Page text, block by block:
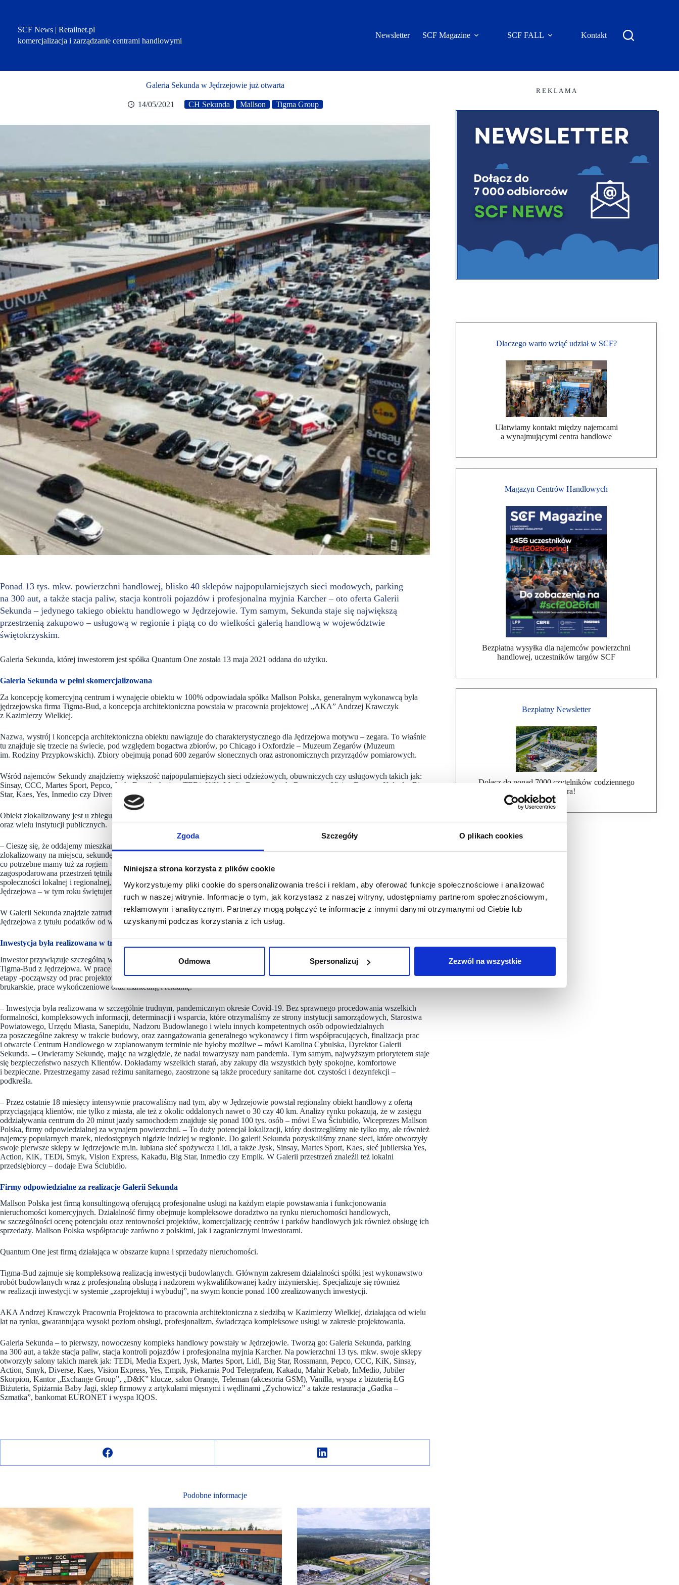
Zgoda Szczegóły O plikach cookies
Niniejsza strona korzysta z plików cookie
Wykorzystujemy pliki cookie do spersonalizowania treści i reklam, aby oferować funkcje społecznościowe i analizować
ruch w naszej witrynie. Informacje o tym, jak korzystasz z naszej witryny, udostępniamy partnerom społecznościowym,
reklamowym i analitycznym. Partnerzy mogą połączyć te informacje z innymi danymi otrzymanymi od Ciebie lub
uzyskanymi podczas korzystania z ich usług.
Odmowa Spersonalizuj Zezwól na wszystkie
SCF News | Retailnet.pl
komercjalizacja i zarządzanie centrami handlowymi
Newsletter SCF Magazine SCF FALL Kontakt
Galeria Sekunda w Jędrzejowie już otwarta
14/05/2021 CH Sekunda Mallson Tigma Group
Ponad 13 tys. mkw. powierzchni handlowej, blisko 40 sklepów najpopularniejszych sieci modowych, parking
na 300 aut, a także stacja paliw, stacja kontroli pojazdów i profesjonalna myjnia Karcher – oto oferta Galerii
Sekunda – jedynego takiego obiektu handlowego w Jędrzejowie. Tym samym, Sekunda staje się największą
przestrzenią zakupowo – usługową w regionie i piątą co do wielkości galerią handlową w województwie
świętokrzyskim.
Galeria Sekunda, której inwestorem jest spółka Quantum One została 13 maja 2021 oddana do użytku.
Galeria Sekunda w pełni skomercjalizowana
Za koncepcję komercyjną centrum i wynajęcie obiektu w 100% odpowiadała spółka Mallson Polska, generalnym wykonawcą była
jędrzejowska firma Tigma-Bud, a koncepcja architektoniczna powstała w pracownia projektowej „AKA” Andrzej Krawczyk
z Kazimierzy Wielkiej.
Nazwa, wystrój i koncepcja architektoniczna obiektu nawiązuje do charakterystycznego dla Jędrzejowa motywu – zegara. To właśnie
tu znajduje się trzecie na świecie, pod względem bogactwa zbiorów, po Chicago i Oxfordzie – Muzeum Zegarów (Muzeum
im. Rodziny Przypkowskich). Zbiory obejmują ponad 600 zegarów słonecznych oraz astronomicznych przyrządów pomiarowych.
Wśród najemców Sekundy znajdziemy większość najpopularniejszych sieci odzieżowych, obuwniczych czy usługowych takich jak:
Sinsay, CCC, Martes Sport, Pepco, Jysk, Empik, Action, TEDi, KiK, Media Expert, Smyk, Rossmann, Vision Express, Kakadu, Big
Star, Kaes, Yes, Inmedio czy Diverse. Część z nich, jak np. LIDL, wybrała Sekundę na swój debiut w regionie.
Obiekt zlokalizowany jest u zbiegu ulic Reymonta i Armii Krajowej, w pobliżu osiedli mieszkaniowych, dworca PKP i autobusowego
oraz wielu instytucji publicznych.
– Cieszę się, że oddajemy mieszkańcom Jędrzejowa obiekt handlowy, na który zasługiwali od dawna – nowoczesny i komfortowy,
zlokalizowany na miejscu, sekundę od domu. Dzięki temu, nie trzeba już jeździć na zakupy do odległych miast; wszystko,
co potrzebne mamy tuż za rogiem – mówi inwestor, Paweł Szostak, Quantum One. – Chciałbym, aby ta atrakcyjna i estetycznie
zagospodarowana przestrzeń tętniła życiem, sprzyjała wygodnym zakupom, by stała się nowoczesną tkanką miejską, przyjazną
społeczności lokalnej i regionalnej, z której z przyjemnością będziemy korzystać. Galeria zaczyna działać w wyjątkowej chwili dla
Jędrzejowa – w tym roku świętujemy 750-lecie miasta, to dla mnie dodatkowy powód do radości – dodaje.
W Galerii Sekunda znajdzie zatrudnienie ponad 200 osób. Skorzysta też budżet miasta. Około 1,2 mln rocznie zasili budżet
Jędrzejowa z tytułu podatków od wynagrodzeń i podatku od nieruchomości.
Inwestycja była realizowana w trudnym pandemicznym okresie
Inwestor przywiązuje szczególną wagę do rozwoju miasta i regionu, dlatego generalne wykonawstwo projektu powierzył firmie
Tigma-Bud z Jędrzejowa. W prace przy inwestycji zaangażowanych było ponad 30 lokalnych firm, które realizowały poszczególne jej
etapy -począwszy od prac projektowych poprzez geodezyjne, ziemne, stolarkę aluminiową, instalacje branżowe, teletechnikę, prace
brukarskie, prace wykończeniowe oraz marketing i reklamę.
– Inwestycja była realizowana w szczególnie trudnym, pandemicznym okresie Covid-19. Bez sprawnego procedowania wszelkich
formalności, kompleksowych informacji, determinacji i wsparcia, które otrzymaliśmy ze strony instytucji samorządowych, Starostwa
Powiatowego, Urzędu Miasta, Sanepidu, Nadzoru Budowlanego i wielu innych kompetentnych osób odpowiedzialnych
za poszczególne zakresy w trakcie budowy, oraz zaangażowania generalnego wykonawcy i firm współpracujących, finalizacja prac
i otwarcie Centrum Handlowego w zaplanowanym terminie nie byłoby możliwe – mówi Karolina Cybulska, Dyrektor Galerii
Sekunda. – Otwieramy Sekundę, mając na względzie, że nadal towarzyszy nam pandemia. Tym samym, najwyższym priorytetem staje
się bezpieczeństwo naszych Klientów. Dokładamy wszelkich starań, aby zakupy dla wszystkich były spokojne, komfortowe
i bezpieczne. Przestrzegamy zasad reżimu sanitarnego, zaostrzone są także procedury sanitarne dot. czystości i dezynfekcji –
podkreśla.
– Przez ostatnie 18 miesięcy intensywnie pracowaliśmy nad tym, aby w Jędrzejowie powstał regionalny obiekt handlowy z ofertą
przyciągającą klientów, nie tylko z miasta, ale też z okolic oddalonych nawet o 30 czy 40 km. Analizy rynku pokazują, że w zasięgu
oddziaływania centrum do 20 minut jazdy samochodem znajduje się ponad 100 tys. osób – mówi Ewa Ściubidło, Wiceprezes Mallson
Polska, firmy odpowiedzialnej za wynajem powierzchni. – To duży potencjał lokalizacji, który dostrzegliśmy nie tylko my, ale również
najemcy popularnych marek, niedostępnych nigdzie indziej w regionie. Do galerii Sekunda pozyskaliśmy znane sieci, które otworzyły
swoje pierwsze sklepy w Jędrzejowie m.in. lubiana sieć spożywcza Lidl, a także Jysk, Sinsay, Martes Sport, Kaes, sieć jubilerska Yes,
Action, KiK, TEDi, Smyk, Vision Express, Kakadu, Big Star, Inmedio czy Empik. W Galerii przestrzeń znaleźli też lokalni
przedsiębiorcy – dodaje Ewa Ściubidło.
Firmy odpowiedzialne za realizacje Galerii Sekunda
Mallson Polska jest firmą konsultingową oferującą profesjonalne usługi na każdym etapie powstawania i funkcjonowania
nieruchomości komercyjnych. Działalność firmy obejmuje kompleksowe doradztwo na rynku nieruchomości handlowych,
w szczególności ocenę potencjału oraz rentowności projektów, komercjalizację centrów i parków handlowych jak również obsługę ich
sprzedaży. Mallson Polska współpracuje zarówno z polskimi, jak i zagranicznymi inwestorami.
Quantum One jest firmą działająca w obszarze kupna i sprzedaży nieruchomości.
Tigma-Bud zajmuje się kompleksową realizacją inwestycji budowlanych. Głównym zakresem działalności spółki jest wykonawstwo
robót budowlanych wraz z profesjonalną obsługą i nadzorem wykwalifikowanej kadry inżynierskiej. Specjalizuje się również
w realizacji inwestycji w systemie „zaprojektuj i wybuduj”, na swym koncie ponad 100 zrealizowanych inwestycji.
AKA Andrzej Krawczyk Pracownia Projektowa to pracownia architektoniczna z siedzibą w Kazimierzy Wielkiej, działająca od wielu
lat na rynku, gwarantująca wysoki poziom obsługi, profesjonalizm, świadcząca kompleksowe usługi w zakresie projektowania.
Galeria Sekunda – to pierwszy, nowoczesny kompleks handlowy powstały w Jędrzejowie. Tworzą go: Galeria Sekunda, parking
na 300 aut, a także stacja paliw, stacja kontroli pojazdów i profesjonalna myjnia Karcher. Na powierzchni 13 tys. mkw. swoje sklepy
otworzyły salony takich marek jak: TEDi, Media Expert, Jysk, Martes Sport, Lidl, Big Star, Rossmann, Pepco, CCC, KiK, Sinsay,
Action, Smyk, Diverse, Kaes, Vision Express, Yes, Empik, Piekarnia Pod Telegrafem, Kakadu, Mahir Kebab, InMedio, Jubiler
Skorpion, Kantor „Exchange Group”, „D&K” klucze, salon Orange, Teleman (akcesoria GSM), Vanilla, wyspa z biżuterią ŁG
Biżuteria, Spiżarnia Baby Jagi, sklep firmowy z artykułami mięsnymi i wędlinami „Zychowicz” a także restauracja „Gadka –
Szmatka”, bankomat EURONET i wyspa IQOS.
Podobne informacje
R E K L A M A
Dlaczego warto wziąć udział w SCF?
Ułatwiamy kontakt między najemcami
a wynajmującymi centra handlowe
Magazyn Centrów Handlowych
Bezpłatna wysyłka dla najemców powierzchni
handlowej, uczestników targów SCF
Bezpłatny Newsletter
Dołącz do ponad 7000 czytelników codziennego
newslettera!